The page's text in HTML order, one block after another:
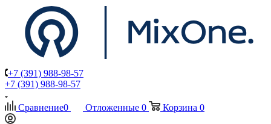
+7 (391) 988-98-57
+7 (391) 988-98-57
Сравнение0 Отложенные 0 Корзина 0